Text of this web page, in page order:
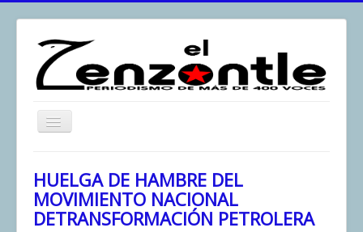
Toggle
El Zenzontle
Resistencia
HUELGA DE HAMBRE DEL
MOVIMIENTO NACIONAL
DETRANSFORMACIÓN PETROLERA